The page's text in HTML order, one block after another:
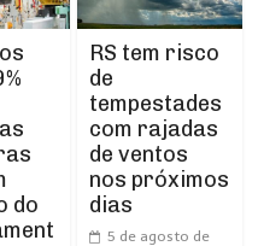
do
RS tem risco
de
tempestades
com rajadas
de ventos
nos próximos
dias
5 de agosto de